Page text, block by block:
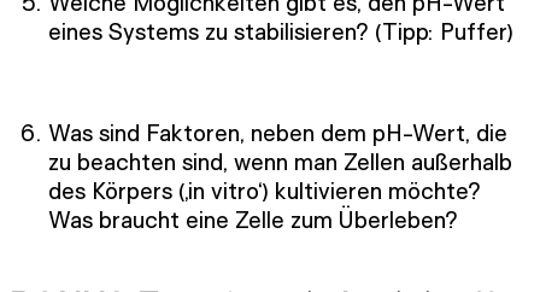
eines Systems zu stabilisieren? (Tipp: Puffer)
Was sind Faktoren, neben dem pH-Wert, die
zu beachten sind, wenn man Zellen außerhalb
des Körpers (‚in vitro‘) kultivieren möchte?
Was braucht eine Zelle zum Überleben?